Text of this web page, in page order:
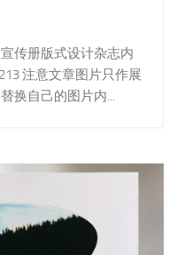
传册版式设计杂志内
注意文章图片只作展
换自己的图片内...